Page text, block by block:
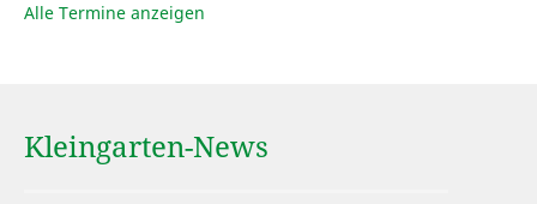
Alle Termine anzeigen
Kleingarten-News